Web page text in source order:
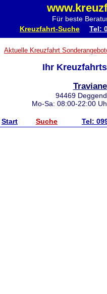
Für beste
Kreuzfahrt-Suche Tel:
Aktuelle Kreuzfahrt
Ihr
94469
Mo-Sa: 08:00-22:00
Start Suche Tel: